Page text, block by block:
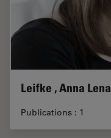
Leifke , Anna Lena
Publications : 1